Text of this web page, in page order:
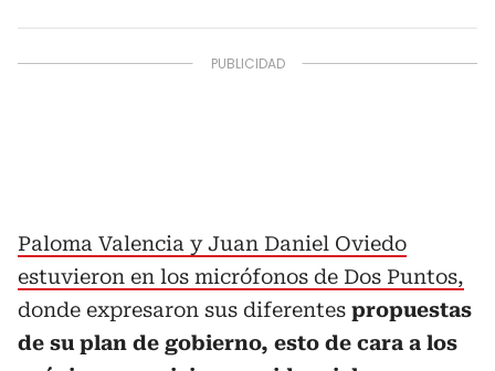
Paloma Valencia y Juan Daniel Oviedo
estuvieron en los micrófonos de Dos Puntos,
donde expresaron sus diferentes propuestas
de su plan de gobierno, esto de cara a los